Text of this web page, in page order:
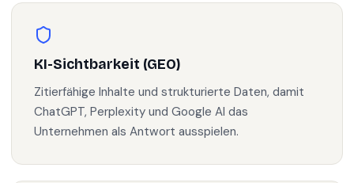
KI-Sichtbarkeit (GEO)
Zitierfähige Inhalte und strukturierte Daten, damit
ChatGPT, Perplexity und Google AI das
Unternehmen als Antwort ausspielen.